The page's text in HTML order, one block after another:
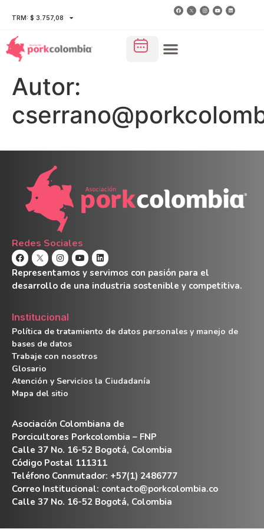
TRM: $ 3.757,08
Autor:
Redes Sociales
Representamos y servimos con pasión para el
desarrollo de una industria sostenible y competitiva.
Institucional
Política de tratamiento de datos personales y manejo de
bases de datos
Trabaje con nosotros
Glosario
Atención y Servicios la Ciudadanía
Mapa del sitio
Asociación Colombiana de
Porcicultores Porkcolombia – FNP
Calle 37 No. 16-52 Bogotá, Colombia
Código Postal 111311
Teléfono Conmutador: +57(1) 2486777
Correo Institucional: contacto@porkcolombia.co
Calle 37 No. 16-52 Bogotá, Colombia